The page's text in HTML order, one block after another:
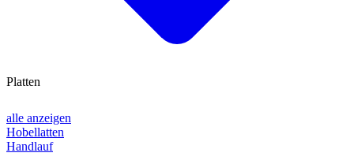
alle anzeigen
Hobellatten
Handlauf
Platten